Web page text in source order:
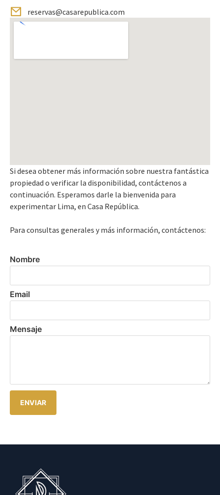
reservas@casarepublica.com
Si desea obtener más información sobre nuestra fantástica
propiedad o verificar la disponibilidad, contáctenos a
continuación. Esperamos darle la bienvenida para
experimentar Lima, en Casa República.
Para consultas generales y más información, contáctenos:
Nombre
Email
Mensaje